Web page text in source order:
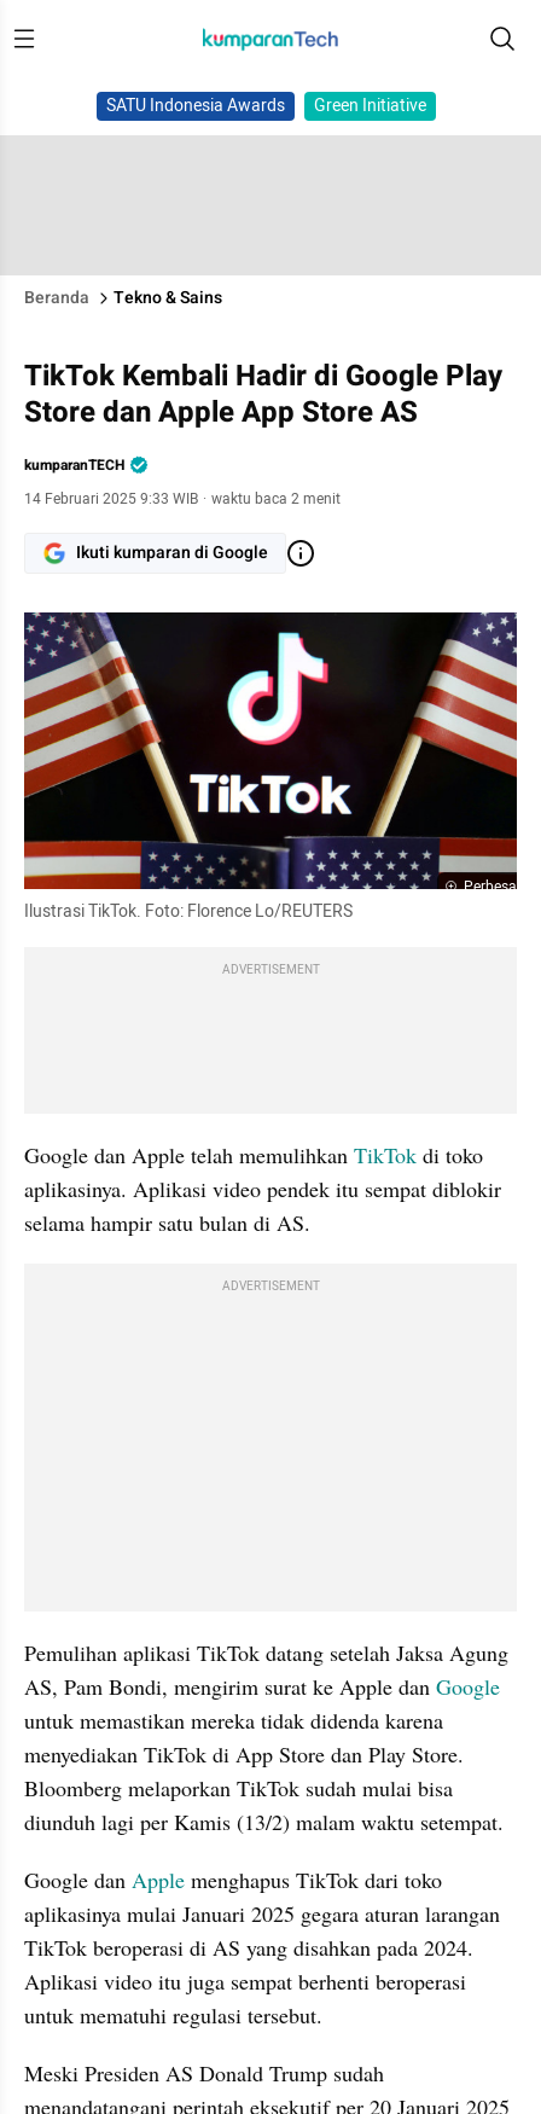
SATU Indonesia Awards Green Initiative
Beranda Tekno & Sains
TikTok Kembali Hadir di Google Play
Store dan Apple App Store AS
kumparanTECH
14 Februari 2025 9:33 WIB · waktu baca 2 menit
Ikuti kumparan di Google
Perbesar
Ilustrasi TikTok. Foto: Florence Lo/REUTERS
ADVERTISEMENT
Google dan Apple telah memulihkan TikTok di toko
aplikasinya. Aplikasi video pendek itu sempat diblokir
selama hampir satu bulan di AS.
ADVERTISEMENT
Pemulihan aplikasi TikTok datang setelah Jaksa Agung
AS, Pam Bondi, mengirim surat ke Apple dan Google
untuk memastikan mereka tidak didenda karena
menyediakan TikTok di App Store dan Play Store.
Bloomberg melaporkan TikTok sudah mulai bisa
diunduh lagi per Kamis (13/2) malam waktu setempat.
Google dan Apple menghapus TikTok dari toko
aplikasinya mulai Januari 2025 gegara aturan larangan
TikTok beroperasi di AS yang disahkan pada 2024.
Aplikasi video itu juga sempat berhenti beroperasi
untuk mematuhi regulasi tersebut.
Meski Presiden AS Donald Trump sudah
menandatangani perintah eksekutif per 20 Januari 2025